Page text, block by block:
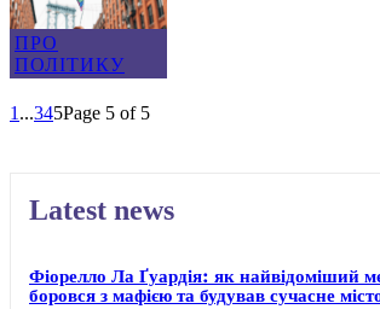
ПРО
ПОЛІТИКУ
1 ...345Page 5 of 5
Latest news
Фіорелло Ла Ґуардія: як найвідоміший
боровся з мафією та будував сучасне